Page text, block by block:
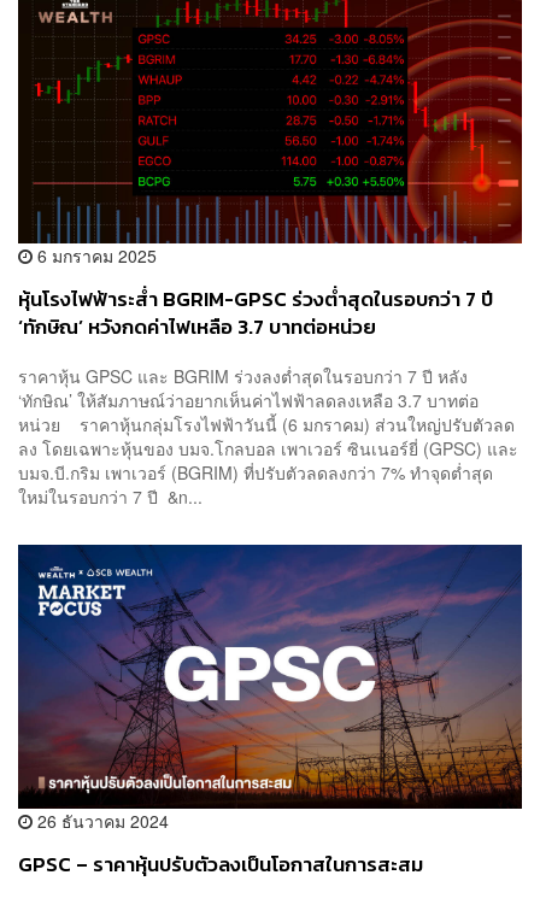
6 มกราคม 2025
หุ้นโรงไฟฟ้าระส่ำ BGRIM-GPSC ร่วงต่ำสุดในรอบกว่า 7 ปี
‘ทักษิณ’ หวังกดค่าไฟเหลือ 3.7 บาทต่อหน่วย
ราคาหุ้น GPSC และ BGRIM ร่วงลงต่ำสุดในรอบกว่า 7 ปี หลัง
‘ทักษิณ’ ให้สัมภาษณ์ว่าอยากเห็นค่าไฟฟ้าลดลงเหลือ 3.7 บาทต่อ
หน่วย ราคาหุ้นกลุ่มโรงไฟฟ้าวันนี้ (6 มกราคม) ส่วนใหญ่ปรับตัวลด
ลง โดยเฉพาะหุ้นของ บมจ.โกลบอล เพาเวอร์ ซินเนอร์ยี่ (GPSC) และ
บมจ.บี.กริม เพาเวอร์ (BGRIM) ที่ปรับตัวลดลงกว่า 7% ทำจุดต่ำสุด
ใหม่ในรอบกว่า 7 ปี &n...
26 ธันวาคม 2024
GPSC – ราคาหุ้นปรับตัวลงเป็นโอกาสในการสะสม